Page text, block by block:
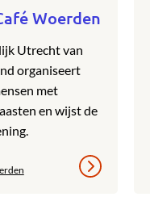
Woerden
Utrecht van
organiseert
met
en wijst de